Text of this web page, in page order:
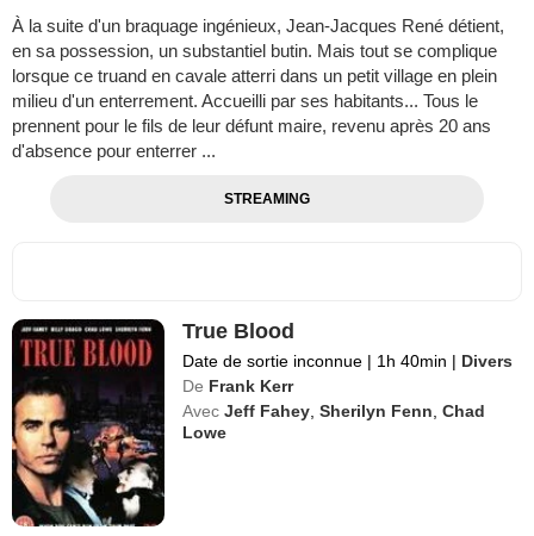
À la suite d'un braquage ingénieux, Jean-Jacques René détient,
en sa possession, un substantiel butin. Mais tout se complique
lorsque ce truand en cavale atterri dans un petit village en plein
milieu d'un enterrement. Accueilli par ses habitants... Tous le
prennent pour le fils de leur défunt maire, revenu après 20 ans
d'absence pour enterrer ...
STREAMING
True Blood
Date de sortie inconnue | 1h 40min | Divers
De Frank Kerr
Avec Jeff Fahey,Sherilyn Fenn,Chad
Lowe